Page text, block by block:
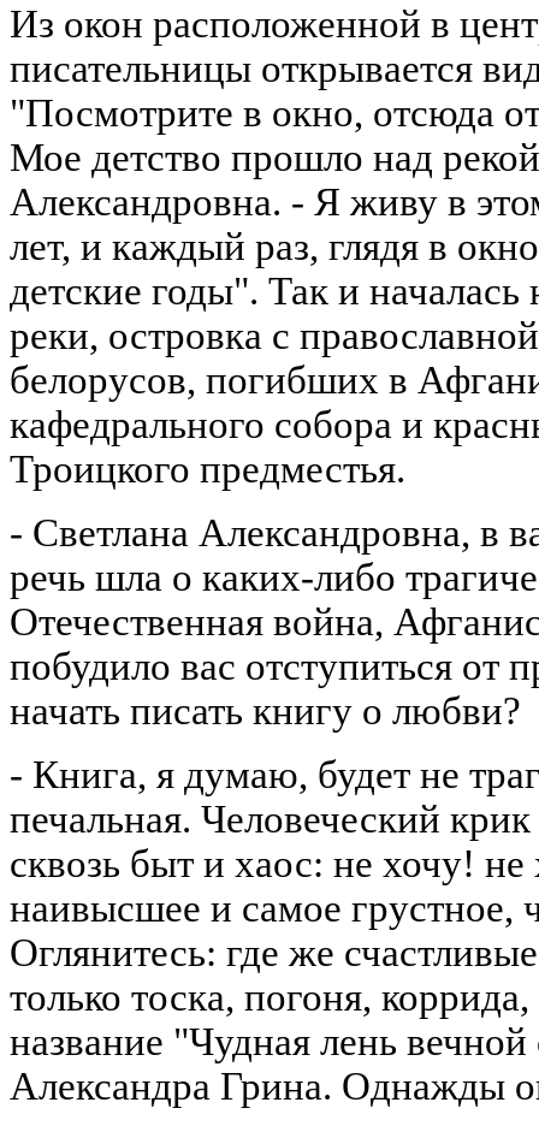
Из окон расположенной в
писательницы открывается
"Посмотрите в окно, отсюда
Мое детство прошло над
Александровна. - Я живу в
лет, и каждый раз, глядя в
детские годы". Так и
реки, островка с
белорусов, погибших в
кафедрального собора и
Троицкого предместья.
- Светлана Александровна, в
речь шла о каких-либо
Отечественная война,
побудило вас отступиться
начать писать книгу о любви?
- Книга, я думаю, будет не
печальная. Человеческий
сквозь быт и хаос: не хочу!
наивысшее и самое грустное,
Оглянитесь: где же
только тоска, погоня,
название "Чудная лень
Александра Грина. Однажды